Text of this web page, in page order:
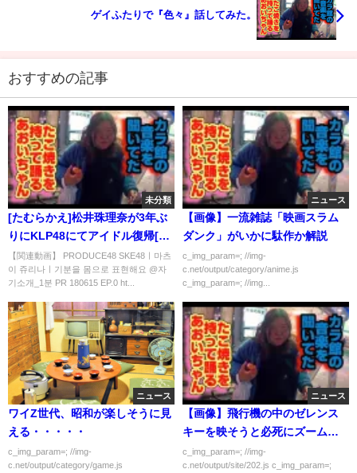
ゲイふたりで『色々』話してみた。
おすすめの記事
未分類
[たむらかえ]松井珠理奈が3年ぶ
りにKLP48にてアイドル復帰[切
り抜き]
【関連動画】 PRODUCE48 SKE48ㅣ마츠
이 쥬리나ㅣ기분을 몸으로 표현해요 @자
기소개_1분 PR 180615 EP.0 ht...
ニュース
【画像】一流雑誌「映画スラム
ダンク」がいかに駄作か解説
c_img_param=; //img-
c.net/output/category/anime.js
c_img_param=; //img...
ニュース
ワイZ世代、昭和が楽しそうに見
える・・・・・
c_img_param=; //img-
c.net/output/category/game.js
ニュース
【画像】飛行機の中のゼレンス
キーを映そうと必死にズームｗ
ｗｗｗｗ
c_img_param=; //img-
c.net/output/site/202.js c_img_param=;